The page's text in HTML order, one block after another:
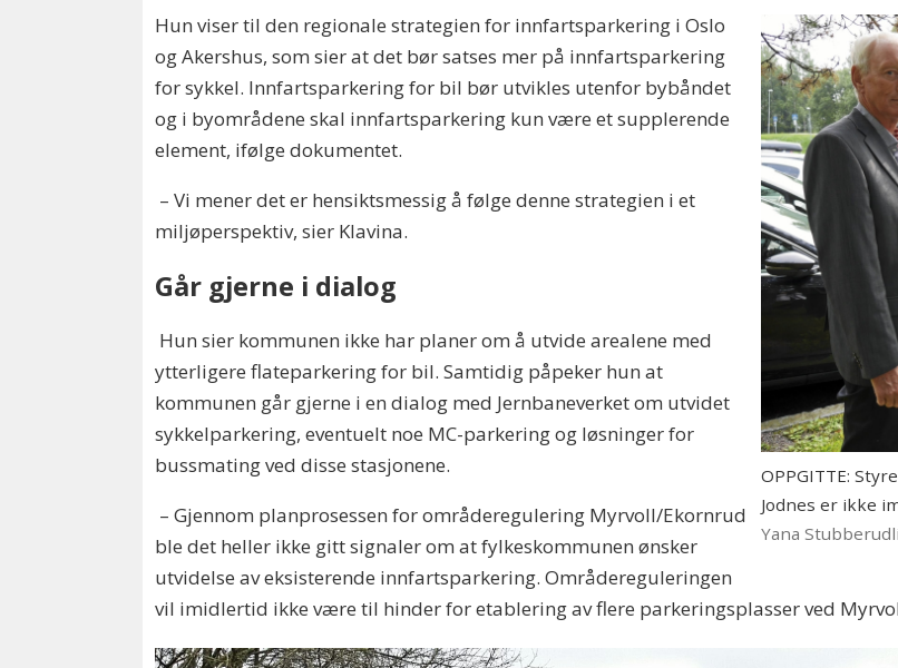
OPPGITTE:
Jodnes er ikke
Yana
Hun viser til den regionale strategien for innfartsparkering i Oslo
og Akershus, som sier at det bør satses mer på innfartsparkering
for sykkel. Innfartsparkering for bil bør utvikles utenfor bybåndet
og i byområdene skal innfartsparkering kun være et supplerende
element, ifølge dokumentet.
– Vi mener det er hensiktsmessig å følge denne strategien i et
miljøperspektiv, sier Klavina.
Går gjerne i dialog
Hun sier kommunen ikke har planer om å utvide arealene med
ytterligere flateparkering for bil. Samtidig påpeker hun at
kommunen går gjerne i en dialog med Jernbaneverket om utvidet
sykkelparkering, eventuelt noe MC-parkering og løsninger for
bussmating ved disse stasjonene.
– Gjennom planprosessen for områderegulering Myrvoll/Ekornrud
ble det heller ikke gitt signaler om at fylkeskommunen ønsker
utvidelse av eksisterende innfartsparkering. Områdereguleringen
vil imidlertid ikke være til hinder for etablering av flere parkeringsplasser ved